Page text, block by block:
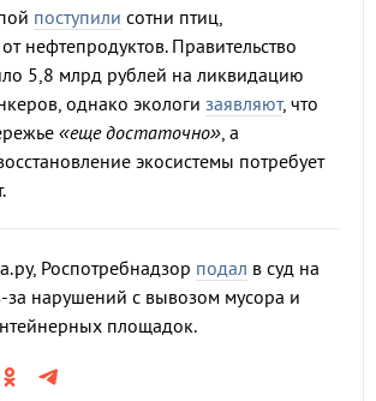
поступили сотни птиц,
нефтепродуктов. Правительство
5,8 млрд рублей на ликвидацию
однако экологи заявляют, что
«еще достаточно», а
экосистемы потребует
Роспотребнадзор подал в суд на
нарушений с вывозом мусора и
площадок.